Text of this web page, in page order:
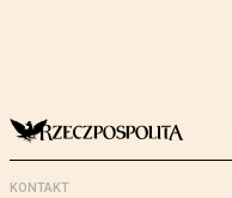
KONTAKT